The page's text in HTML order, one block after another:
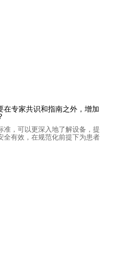
在专家共识和指南之外，增加
准，可以更深入地了解设备，提
全有效，在规范化前提下为患者